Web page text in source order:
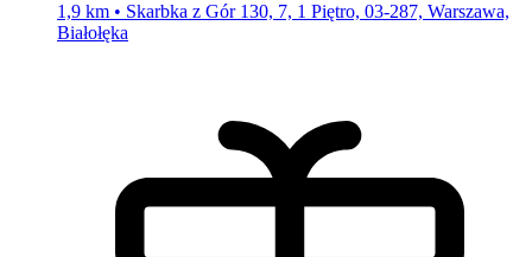
1,9 km • Skarbka z Gór 130, 7, 1 Piętro, 03-287, Warszawa,
Białołęka